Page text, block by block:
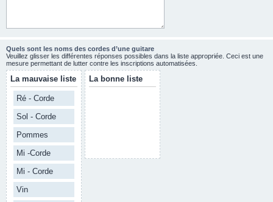
Quels sont les noms des cordes d’une guitare
Veuillez glisser les différentes réponses possibles dans la liste appropriée. Ceci est une
mesure permettant de lutter contre les inscriptions automatisées.
La mauvaise liste
Ré - Corde
Sol - Corde
Pommes
Mi -Corde
Mi - Corde
Vin
La bonne liste